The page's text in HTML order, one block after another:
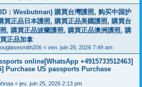
：Wesbutman) 購買台灣護照, 购买中国护
買正品日本護照, 購買正品美國護照, 購買台
, 購買正品波蘭護照, 購買正品澳洲護照, 購
正品加拿
« ven. juin 26, 2026 7:49 am
online[WhatsApp +4915733512463]
Purchase US passports Purchase
« jeu. juin 25, 2026 2:13 pm